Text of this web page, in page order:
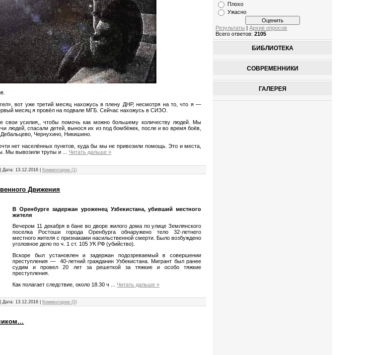
вот уже третий месяц нахожусь в плену ДНР, несмотря на то, что я —
месяц я провёл на подвале МГБ. Сейчас нахожусь в СИЗО.
свои усилия,, чтобы помочь как можно большему количеству людей. Мы
людей, спасали детей, вынося их из под бомбёжек, после и во время боёв,
Чернухино, Никишино.
нет населённых пунктов, куда бы мы не привозили помощь. Это и места,
Мы вывозили трупы и ... Читать дальше »
|Дата: 13.12.2016 Комментарии (1)
Движения
В Оренбурге задержан уроженец Узбекистана, убивший местного
жителя
Вечером 11 декабря в бане во дворе жилого дома по улице Землянского
поселка Ростоши города Оренбурга обнаружено тело 32-летнего
местного жителя с признаками насильственной смерти. Было возбуждено
уголовное дело по ч. 1 ст. 105 УК РФ (убийство).
Вскоре был установлен и задержан подозреваемый в совершении
преступления — 40-летний гражданин Узбекистана. Мигрант был ранее
судим и провел 20 лет за решеткой за тяжкие и особо тяжкие
преступления.
Как полагает следствие, около 18.30 ч
Читать дальше »
|Дата: 13.12.2016 Комментарии (0)
Плохо
Ужасно
Результаты |Архив опросов
Всего ответов:2105
БИБЛИОТЕКА
СОВРЕМЕННИКИ
ГАЛЕРЕЯ